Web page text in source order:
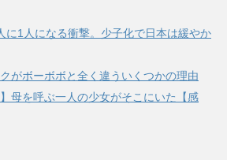
に1人になる衝撃。少子化で日本は緩やか
がボーボボと全く違ういくつかの理由
母を呼ぶ一人の少女がそこにいた【感